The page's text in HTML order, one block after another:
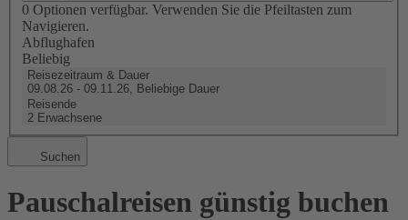
0 Optionen verfügbar. Verwenden Sie die Pfeiltasten zum
Navigieren.
Abflughafen
Beliebig
Reisezeitraum & Dauer
09.08.26 - 09.11.26, Beliebige Dauer
Reisende
2 Erwachsene
Suchen
Pauschalreisen günstig buchen